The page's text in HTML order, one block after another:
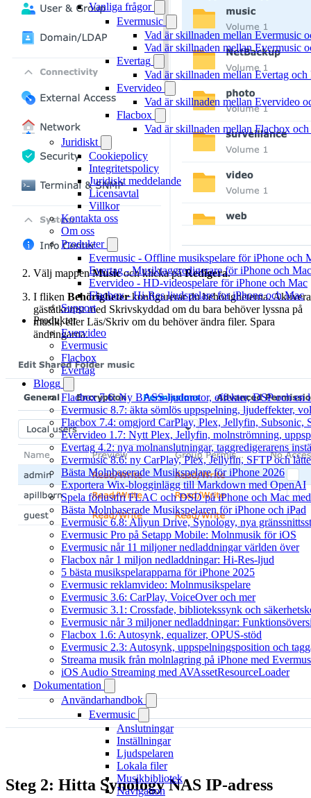
Vanliga frågor
Evermusic
Vad är skillnaden mellan Evermusic
Vad är skillnaden mellan Evermusic
Evertag
Vad är skillnaden mellan Evertag
Evervideo
Vad är skillnaden mellan Evervideo
Flacbox
Vad är skillnaden mellan Flacbox
Juridiskt
Cookiepolicy
Integritetspolicy
Juridiskt meddelande
Licensavtal
Villkor
Kontakta oss
Om oss
Produkter
Evermusic - Offline musikspelare för iPhone och
Evertag - Musiktaggredigerare för iPhone och Mac
Evervideo - HD-videospelare för iPhone och Mac
Flacbox - Hi-Res ljudspelare for iPhone och Mac
Support
Produkter
Evervideo
Evermusic
Flacbox
Evertag
Blogg
Flacbox 7.6: Ny BASS-ljudmotor, effekter, DSP och en
Evermusic 8.7: äkta sömlös uppspelning, ljudeffekter,
Flacbox 7.4: omgjord CarPlay, Plex, Jellyfin, Subsonic,
Evervideo 1.7: Nytt Plex, Jellyfin, molnströmning,
Evertag 4.2: nya molnanslutningar, taggredigerarens
Evermusic 8.6: ny CarPlay, Plex, Jellyfin, SFTP och
Bästa Molnbaserade Musikspelare för iPhone 2026
Exportera Wix-blogginlägg till Markdown med OpenAI
Spela förlustfri FLAC och DSD på iPhone och Mac
Bästa Molnbaserade Musikspelaren för iPhone och iPad
Evermusic 6.8: Aliyun Drive, Synology, nya
Evermusic Pro på Setapp Mobile: Molnmusik för iOS
Evermusic når 11 miljoner nedladdningar världen över
Flacbox når 1 miljon nedladdningar: Hi-Res-ljud
5 bästa musikspelarapparna för iPhone 2025
Evermusic reklamvideo: Molnmusikspelare
Evermusic 3.6: CarPlay, VoiceOver och mer
Evermusic 3.1: Crossfade, bibliotekssynk och
Evermusic når 3 miljoner nedladdningar:
Flacbox 1.6: Autosynk, equalizer, OPUS-stöd
Evermusic 2.3: Autosynk, uppspelningsposition och
Streama musik från molnlagring på iPhone med
iOS Audio Streaming med AVAssetResourceLoader
Dokumentation
Användarhandbok
Evermusic
Anslutningar
Inställningar
Ljudspelaren
Lokala filer
Musikbibliotek
Navigation
Välj mappenMusicoch klicka påRedigera.
I fliken Behörigheterkonfigurerar du behörigheterna. Aktivera
gäståtkomst med Skrivskyddad om du bara behöver lyssna på
musik, eller Läs/Skriv om du behöver ändra filer. Spara
ändringarna.
Steg 2: Hitta Synology NAS IP-adress